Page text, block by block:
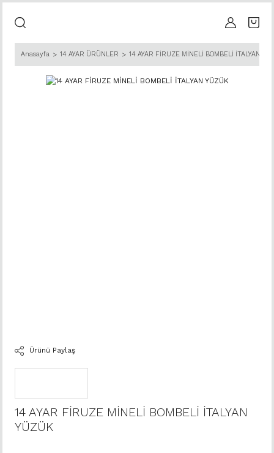
Anasayfa 14 AYAR ÜRÜNLER 14 AYAR FİRUZE MİNELİ BOMBELİ İTALYAN
Ürünü Paylaş
14 AYAR FİRUZE MİNELİ BOMBELİ İTALYAN
YÜZÜK